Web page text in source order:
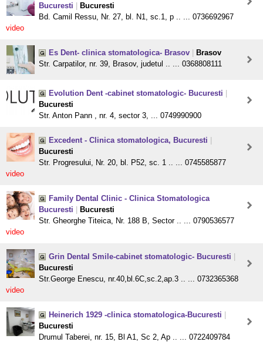
Bucuresti
Bucuresti
Bd. Camil Ressu, Nr. 27, bl. N1, sc.1, p .. ... 0736692967
video
Es Dent- clinica stomatologica- Brasov
Brasov
Str. Carpatilor, nr. 39, Brasov, judetul .. ... 0368808111
Evolution Dent -cabinet stomatologic- Bucuresti
Bucuresti
Str. Anton Pann , nr. 4, sector 3, ... 0749990900
Excedent - Clinica stomatologica, Bucuresti
Bucuresti
Str. Progresului, Nr. 20, bl. P52, sc. 1 .. ... 0745585877
video
Family Dental Clinic - Clinica Stomatologica
Bucuresti
Bucuresti
Str. Gheorghe Titeica, Nr. 188 B, Sector .. ... 0790536577
video
Grin Dental Smile-cabinet stomatologic- Bucuresti
Bucuresti
Str.George Enescu, nr.40,bl.6C,sc.2,ap.3 .. ... 0732365368
video
Heinerich 1929 -clinica stomatologica-Bucuresti
Bucuresti
Drumul Taberei, nr. 15, Bl A1, Sc 2, Ap .. ... 0722409784